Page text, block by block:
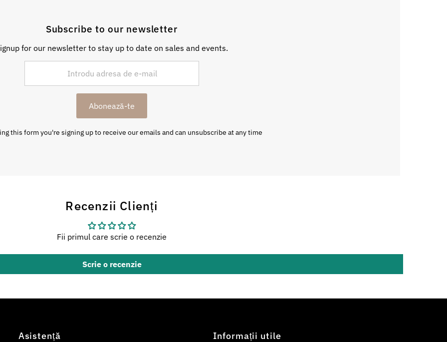
Subscribe to our newsletter
for our newsletter to stay up to date on sales and events.
Abonează-te
this form you're signing up to receive our emails and can unsubscribe at any time
Recenzii Clienți
Fii primul care scrie o recenzie
Scrie o recenzie
Asistență Informații utile